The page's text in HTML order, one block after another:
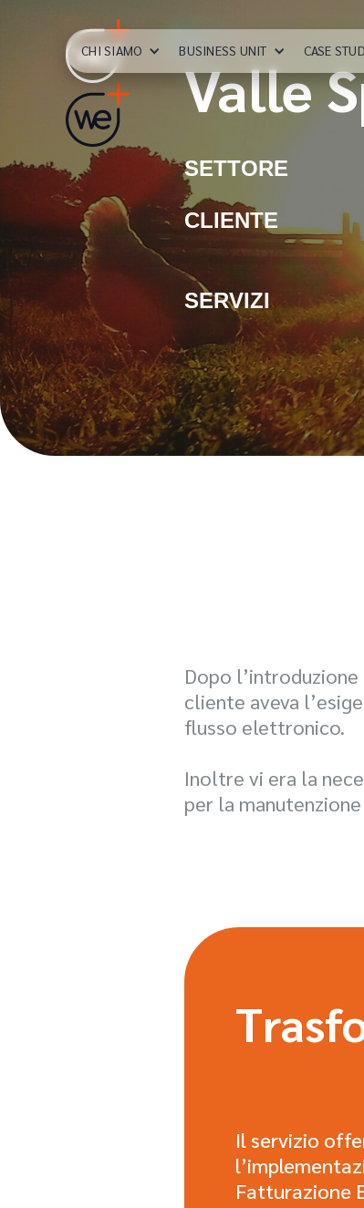
CHI SIAMO BUSINESS UNIT CASE
Valle
SETTORE
CLIENTE
SERVIZI
Dopo
cliente aveva
flusso elettronico.
Inoltre vi era la
per la
Il servizio
Fatturazione